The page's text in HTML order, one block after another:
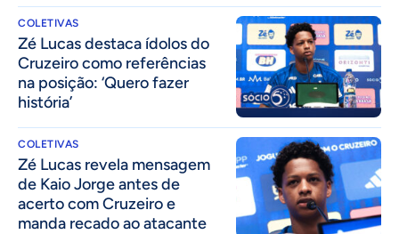
COLETIVAS
Zé Lucas destaca ídolos do
Cruzeiro como referências
na posição: ‘Quero fazer
história’
COLETIVAS
Zé Lucas revela mensagem
de Kaio Jorge antes de
acerto com Cruzeiro e
manda recado ao atacante